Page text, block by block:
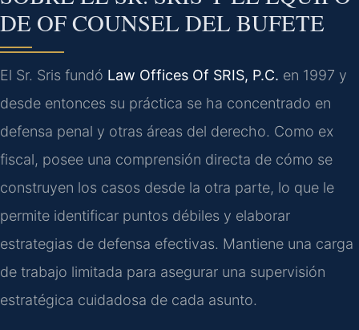
DE OF COUNSEL DEL BUFETE
El Sr. Sris fundó Law Offices Of SRIS, P.C. en 1997 y
desde entonces su práctica se ha concentrado en
defensa penal y otras áreas del derecho. Como ex
fiscal, posee una comprensión directa de cómo se
construyen los casos desde la otra parte, lo que le
permite identificar puntos débiles y elaborar
estrategias de defensa efectivas. Mantiene una carga
de trabajo limitada para asegurar una supervisión
estratégica cuidadosa de cada asunto.